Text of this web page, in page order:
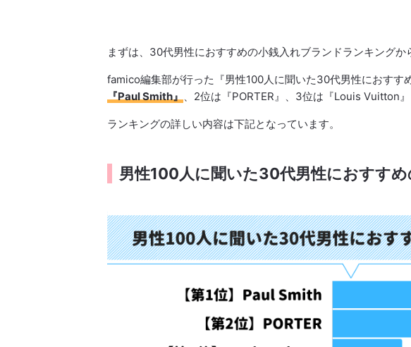
まずは、30代男性におすすめの小銭入れブランドランキングか
famico編集部が行った『男性100人に聞いた30代男性におすす
『Paul Smith』、2位は『PORTER』、3位は『Louis Vuitton』
ランキングの詳しい内容は下記となっています。
男性100人に聞いた30代男性におすす